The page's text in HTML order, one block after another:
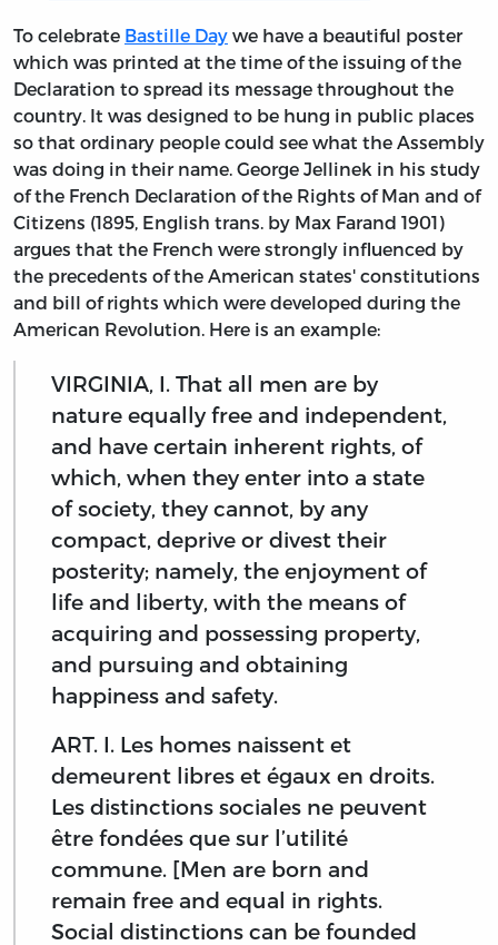
To celebrate Bastille Day we have a beautiful poster
which was printed at the time of the issuing of the
Declaration to spread its message throughout the
country. It was designed to be hung in public places
so that ordinary people could see what the Assembly
was doing in their name. George Jellinek in his study
of the French Declaration of the Rights of Man and of
Citizens (1895, English trans. by Max Farand 1901)
argues that the French were strongly influenced by
the precedents of the American states' constitutions
and bill of rights which were developed during the
American Revolution. Here is an example:
VIRGINIA, I. That all men are by
nature equally free and independent,
and have certain inherent rights, of
which, when they enter into a state
of society, they cannot, by any
compact, deprive or divest their
posterity; namely, the enjoyment of
life and liberty, with the means of
acquiring and possessing property,
and pursuing and obtaining
happiness and safety.
ART. I. Les homes naissent et
demeurent libres et égaux en droits.
Les distinctions sociales ne peuvent
être fondées que sur l’utilité
commune. [Men are born and
remain free and equal in rights.
Social distinctions can be founded